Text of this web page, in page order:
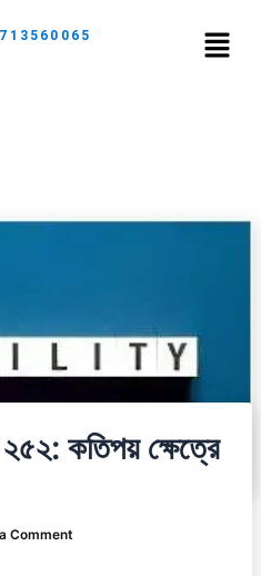
Menu
কতিপয় ক্ষেত্রে
Comment